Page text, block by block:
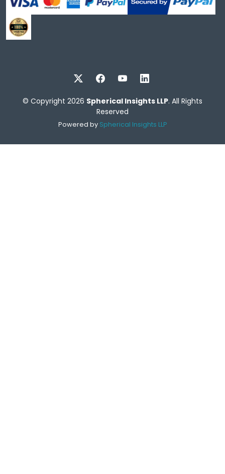
© Copyright 2026 Spherical Insights LLP. All Rights
Reserved
Powered by Spherical Insights LLP